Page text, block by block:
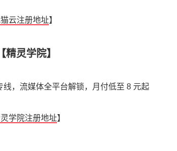
云注册地址】
精灵学院】
线，流媒体全平台解锁，月付低至 8 元起
学院注册地址】